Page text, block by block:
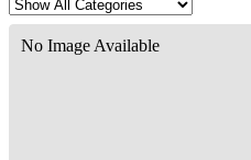
No Image Available